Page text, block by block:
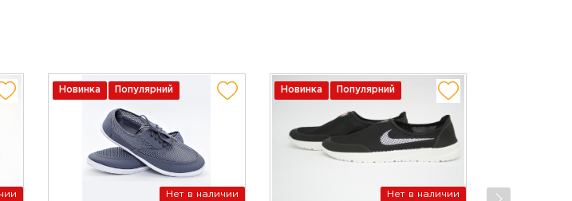
Новинка Популярний
Нет в наличии
Новинка Популярний
Нет в наличии